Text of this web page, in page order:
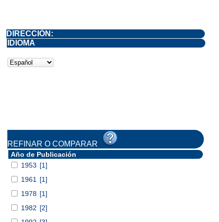
DIRECCIÓN:
IDIOMA
REFINAR O COMPARAR
Año de Publicación
1953 [1]
1961
[1]
1978 [1]
1982 [2]